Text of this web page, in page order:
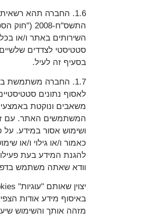
התשס"ח-
השירותים באתר ו/או
סטטיסטי לצדדים
בסעיף זה לעיל.
לאסוף נתונים
משאבים ונוקטת
המשתמשים האתר. עם
ושימוש אסור במידע. על
כאמור ו/או גילוי ו/או
להגנת המידע בעת
וודא שאתה משתמש